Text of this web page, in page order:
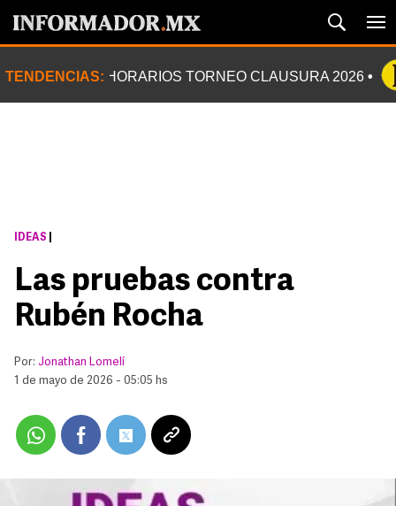
TENDENCIAS: HORARIOS TORNEO CLAUSURA 2026
IDEAS
Las pruebas contra
Rubén Rocha
Por: Jonathan Lomelí
1 de mayo de 2026 - 05:05 hs